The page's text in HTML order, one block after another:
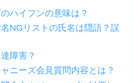
ハイフンの意味は？
NGリストの氏名は隠語？誤
障害？
ニーズ会見質問内容とは？